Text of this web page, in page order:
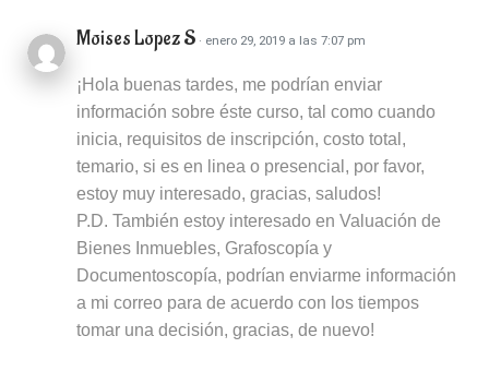
Moises Lopez S · enero 29, 2019 a las 7:07 pm
¡Hola buenas tardes, me podrían enviar
información sobre éste curso, tal como cuando
inicia, requisitos de inscripción, costo total,
temario, si es en linea o presencial, por favor,
estoy muy interesado, gracias, saludos!
P.D. También estoy interesado en Valuación de
Bienes Inmuebles, Grafoscopía y
Documentoscopía, podrían enviarme información
a mi correo para de acuerdo con los tiempos
tomar una decisión, gracias, de nuevo!